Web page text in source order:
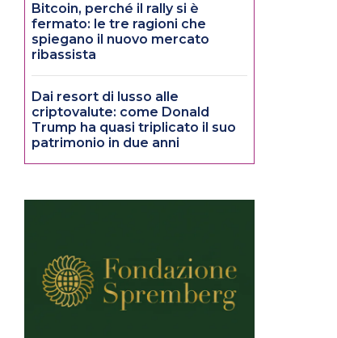
Bitcoin, perché il rally si è
fermato: le tre ragioni che
spiegano il nuovo mercato
ribassista
Dai resort di lusso alle
criptovalute: come Donald
Trump ha quasi triplicato il suo
patrimonio in due anni